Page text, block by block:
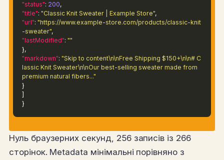
"status": 200,
"title": "Classic Knit Sweater | Example Store",
"url": "https://www.example-store.com/products/classic-knit
-sweater",
"lastModified": ""
},
"markdown": "Skip to content\n\nFree Shipping $150+\n\n# C
lassic Knit Sweater\n\nOur best-selling sweater made from
premium natural fibers..."
}
]
}
Нуль браузерних секунд, 256 записів із 266
сторінок. Metadata мінімальні порівняно з